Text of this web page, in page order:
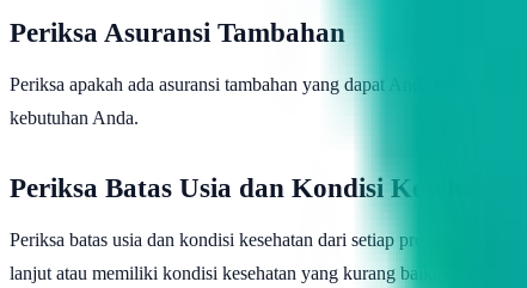
Periksa Asuransi Tambahan
Periksa apakah ada asuransi tambahan yang dapat Anda
kebutuhan Anda.
Periksa Batas Usia dan Kondisi Kesehatan
Periksa batas usia dan kondisi kesehatan dari setiap produk
lanjut atau memiliki kondisi kesehatan yang kurang baik.